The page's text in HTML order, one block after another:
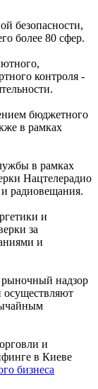
безопасности,
более 80 сфер.
контроля -
бюджетного
в рамках
в рамках
Нацтелерадио
и радиовещания.
и
за
и
рыночный надзор
и
в Киеве
бизнеса